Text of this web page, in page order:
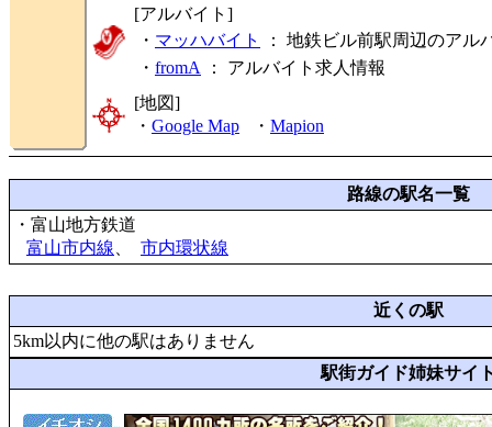
[アルバイト]
・ マッハバイト
： 地鉄ビル前駅周辺のアル
・ fromA ： アルバイト求人情報
[地図]
・ Google Map ・ Mapion
路線の駅名一覧
・富山地方鉄道
富山市内線
市内環状線
近くの駅
5km以内に他の駅はありません
駅街ガイド姉妹サイ